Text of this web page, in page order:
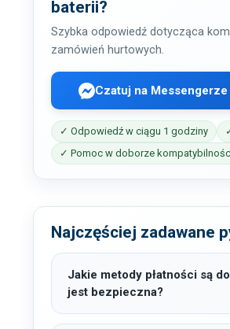
baterii?
Szybka odpowiedź dotycząca
zamówień hurtowych.
Czatuj na Messengerze
✓ Odpowiedź w ciągu 1 godziny
✓ Pomoc w doborze
Najczęściej zadawane
Jakie metody płatności są
jest bezpieczna?